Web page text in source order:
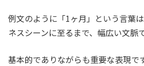
例文のように「1ヶ月」という言葉
ネスシーンに至るまで、幅広い文脈
基本的でありながらも重要な表現です